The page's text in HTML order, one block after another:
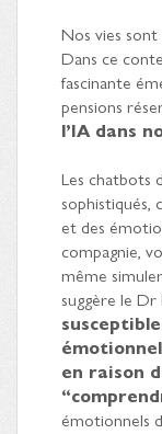
Nos vies sont
Dans ce
fascinante
pensions
l’IA dans
Les chatbots
sophistiqués,
et des
compagnie,
même
suggère le Dr
en raison
émotionnels